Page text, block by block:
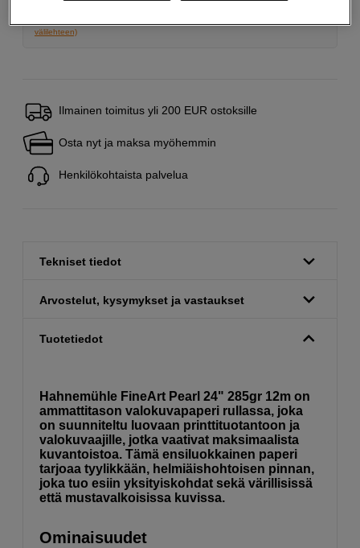
välilehteen)
Ilmainen toimitus yli 200 EUR ostoksille
Osta nyt ja maksa myöhemmin
Henkilökohtaista palvelua
Tekniset tiedot
Arvostelut, kysymykset ja vastaukset
Tuotetiedot
Hahnemühle FineArt Pearl 24" 285gr 12m on
ammattitason valokuvapaperi rullassa, joka
on suunniteltu luovaan printtituotantoon ja
valokuvaajille, jotka vaativat maksimaalista
kuvantoistoa. Tämä ensiluokkainen paperi
tarjoaa tyylikkään, helmiäishohtoisen pinnan,
joka tuo esiin yksityiskohdat sekä värillisissä
että mustavalkoisissa kuvissa.
Ominaisuudet